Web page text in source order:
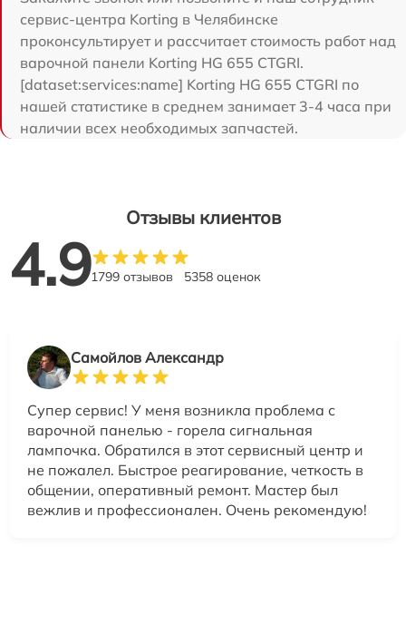
сервис-центра Korting в Челябинске
проконсультирует и рассчитает стоимость работ над
варочной панели Korting HG 655 CTGRI.
[dataset:services:name] Korting HG 655 CTGRI по
нашей статистике в среднем занимает 3-4 часа при
наличии всех необходимых запчастей.
Отзывы клиентов
4.91799 отзывов 5358 оценок
Самойлов Александр
Супер сервис! У меня возникла проблема с
варочной панелью - горела сигнальная
лампочка. Обратился в этот сервисный центр и
не пожалел. Быстрое реагирование, четкость в
общении, оперативный ремонт. Мастер был
вежлив и профессионален. Очень рекомендую!